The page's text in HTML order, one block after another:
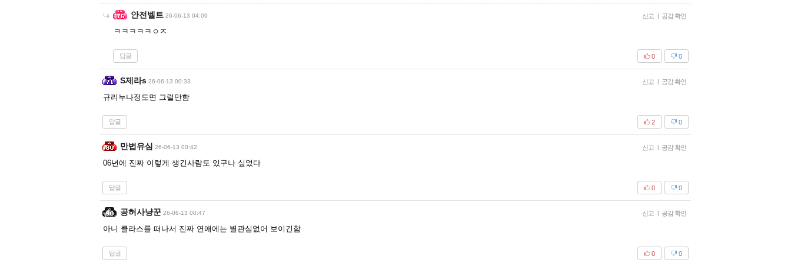
안전벨트 26-06-13 04:09 신고 | 공감 확인
ㅋㅋㅋㅋㅋㅇㅈ
답글 0
0
S제라s 26-06-13 00:33 신고 | 공감 확인
규리누나정도면 그럴만함
답글 0
2
만법유심 26-06-13 00:42 신고 | 공감 확인
06년에 진짜 이렇게 생긴사람도 있구나 싶었다
답글 0
0
공허사냥꾼 26-06-13 00:47 신고 | 공감 확인
아니 클라스를 떠나서 진짜 연애에는 별관심없어 보이긴함
답글 0
0